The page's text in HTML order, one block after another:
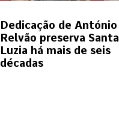
Dedicação de António
Relvão preserva Santa
Luzia há mais de seis
décadas